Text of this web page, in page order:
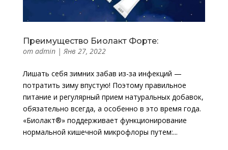
Преимущество Биолакт Форте:
от admin|Янв 27, 2022
Лишать себя зимних забав из-за инфекций —
потратить зиму впустую! Поэтому правильное
питание и регулярный прием натуральных добавок,
обязательно всегда, а особенно в это время года.
«Биолакт®» поддерживает функционирование
нормальной кишечной микрофлоры путем:...